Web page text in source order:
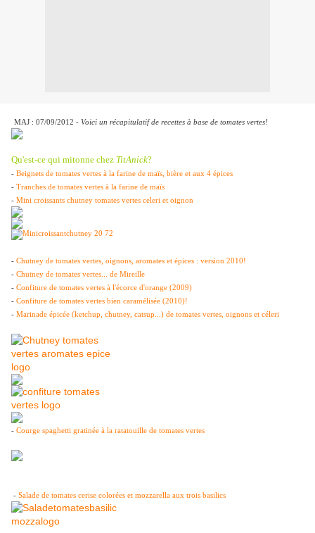
MAJ : 07/09/2012 - Voici un récapitulatif de recettes à base de tomates vertes!
Qu'est-ce qui mitonne chez TitAnick?
- Beignets de tomates vertes à la farine de maïs, bière et aux 4 épices
- Tranches de tomates vertes à la farine de maïs
- Mini croissants chutney tomates vertes celeri et oignon
- Chutney de tomates vertes, oignons, aromates et épices : version 2010!
- Chutney de tomates vertes... de Mireille
- Confiture de tomates vertes à l'écorce d'orange (2009)
- Confiture de tomates vertes bien caramélisée (2010)!
- Marinade épicée (ketchup, chutney, catsup...) de tomates vertes, oignons et céleri
- Courge spaghetti gratinée à la ratatouille de tomates vertes
- Salade de tomates cerise colorées et mozzarella aux trois basilics